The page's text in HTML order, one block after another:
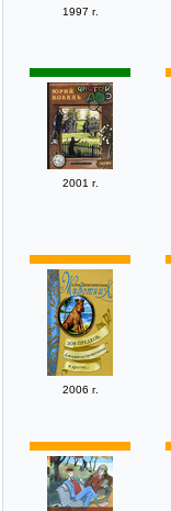
1997 г.
2001 г.
2006 г.